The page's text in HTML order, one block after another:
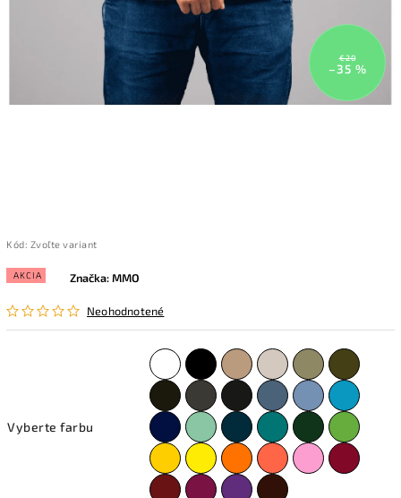
€20
–35 %
Kód: Zvoľte variant
AKCIA
Neohodnotené
Značka:MMO
Vyberte farbu